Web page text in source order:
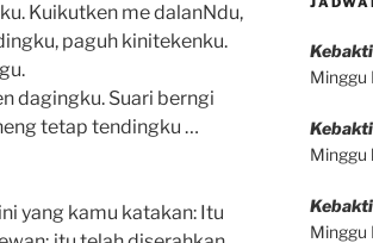
Kuikutken me dalanNdu,
paguh kinitekenku.
dagingku. Suari berngi
tetap tendingku …
yang kamu katakan: Itu
Minggu